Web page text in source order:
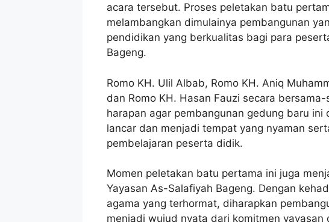
acara tersebut. Proses peletakan batu
melambangkan dimulainya pembangunan
pendidikan yang berkualitas bagi para
Bageng.
Romo KH. Ulil Albab, Romo KH. Aniq
dan Romo KH. Hasan Fauzi secara
harapan agar pembangunan gedung baru ini
lancar dan menjadi tempat yang nyaman
pembelajaran peserta didik.
Momen peletakan batu pertama ini juga
Yayasan As-Salafiyah Bageng. Dengan
agama yang terhormat, diharapkan
menjadi wujud nyata dari komitmen